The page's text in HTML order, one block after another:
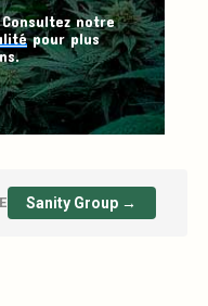
notre
pour plus
Sanity Group →